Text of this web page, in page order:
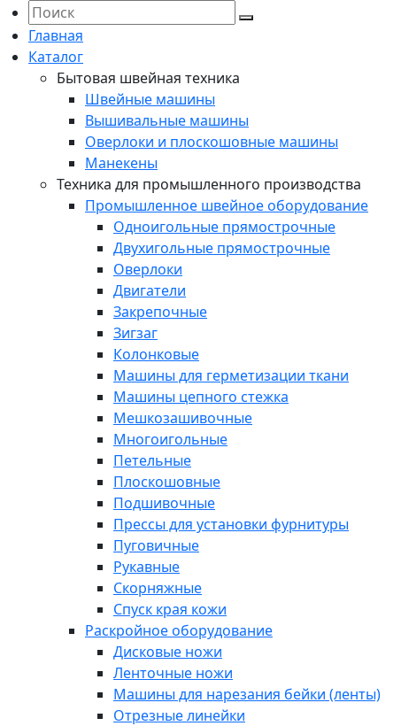
Главная
Каталог
Бытовая швейная техника
Швейные машины
Вышивальные машины
Оверлоки и плоскошовные машины
Манекены
Техника для промышленного производства
Промышленное швейное оборудование
Одноигольные прямострочные
Двухигольные прямострочные
Оверлоки
Двигатели
Закрепочные
Зигзаг
Колонковые
Машины для герметизации ткани
Машины цепного стежка
Мешкозашивочные
Многоигольные
Петельные
Плоскошовные
Подшивочные
Прессы для установки фурнитуры
Пуговичные
Рукавные
Скорняжные
Спуск края кожи
Раскройное оборудование
Дисковые ножи
Ленточные ножи
Машины для нарезания бейки (ленты)
Отрезные линейки